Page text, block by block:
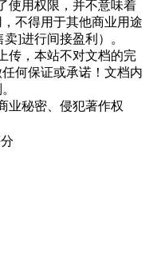
使用权限，并不意味着
不得用于其他商业用途
]进行间接盈利）。
传，本站不对文档的完
何保证或承诺！文档内
业秘密、侵犯著作权